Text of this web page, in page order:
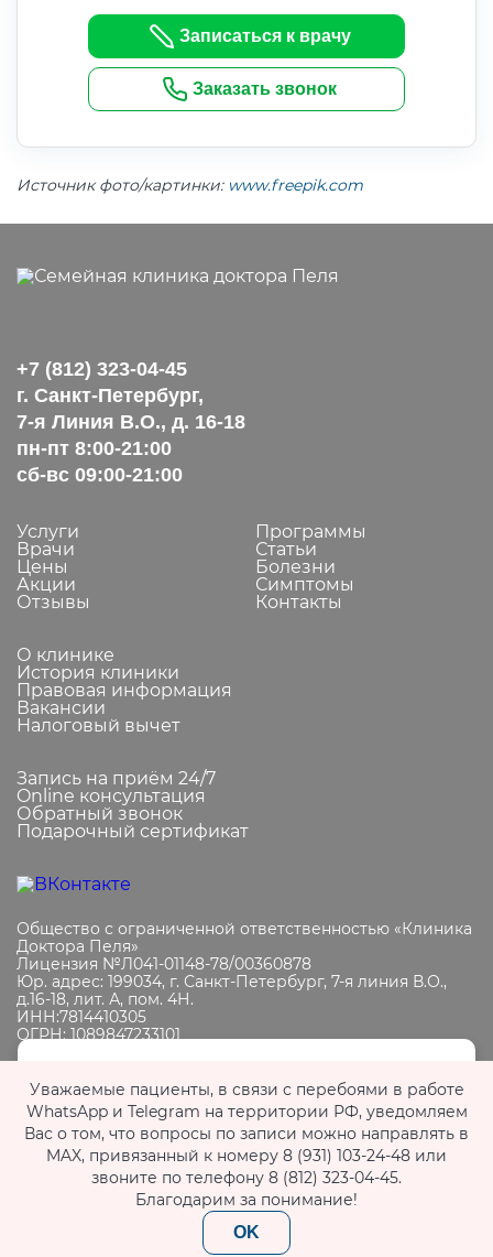
Записаться к врачу
Заказать звонок
Источник фото/картинки: www.freepik.com
+7 (812) 323-04-45
г. Санкт-Петербург,
7-я Линия В.О., д. 16-18
пн-пт 8:00-21:00
сб-вс 09:00-21:00
Услуги
Врачи
Цены
Акции
Отзывы
Программы
Статьи
Болезни
Симптомы
Контакты
О клинике
История клиники
Правовая информация
Вакансии
Налоговый вычет
Запись на приём 24/7
Online консультация
Обратный звонок
Подарочный сертификат
Общество с ограниченной ответственностью «Клиника
Доктора Пеля»
Лицензия №Л041-01148-78/00360878
Юр. адрес: 199034, г. Санкт-Петербург, 7-я линия В.О.,
д.16-18, лит. А, пом. 4Н.
ИНН:7814410305
ОГРН: 1089847233101
исключительно информационный характер.
Размещенная на сайте информация не является
публичной офертой, подлежит изменению юр. лицом в
одностороннем порядке.
ИМЕЮТСЯ ПРОТИВОПОКАЗАНИЯ. НЕОБХОДИМА
КОНСУЛЬТАЦИЯ СПЕЦИАЛИСТА.
© 2026 «Клиника доктора Пеля». Все права защищены.
сайта. Продолжая пользоваться сайтом, вы
выражаетесогласие с политикой
обработки персональных данных.
Если вы хотите запретить обработку файлов cookie,
отключите cookie в настройках вашего браузера.
OK
Уважаемые пациенты, в связи с перебоями в работе
WhatsApp и Telegram на территории РФ, уведомляем
Вас о том, что вопросы по записи можно направлять в
MAX, привязанный к номеру 8 (931) 103-24-48 или
звоните по телефону 8 (812) 323-04-45.
Благодарим за понимание!
OK